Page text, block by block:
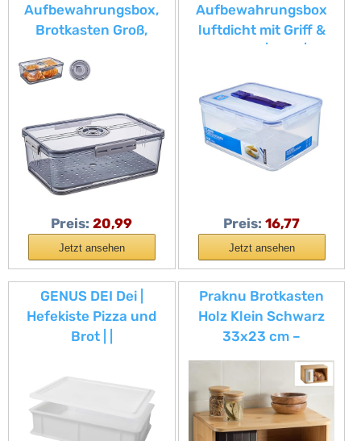
Aufbewahrungsbox,
Brotkasten Groß,
Aufbewahrungsbehält
er, Zeitaufzeichnung
Brothalter mit Deckel,
Brotaufbewahrung für
Langanhaltende
Frische für
Toast/Bagel/Donut
Preis: 20,99
Jetzt ansehen
Aufbewahrungsbox
luftdicht mit Griff &
Ablaufgitter| 6,5L | 29,5
luft- und
wasserdichter
Vorratsbehälter mit
Deckel | Gefrierfeste
Aufbewahrungsdose
Preis: 16,77
Jetzt ansehen
GENUS DEI Dei |
Hefekiste Pizza und
Brot | |
für Teig | Teigkasten |
Kunststoffbox +
Deckel 30 x 40 x 10 cm
Praknu Brotkasten
Holz Klein Schwarz
33x23 cm –
Schiebetür – Brotbox